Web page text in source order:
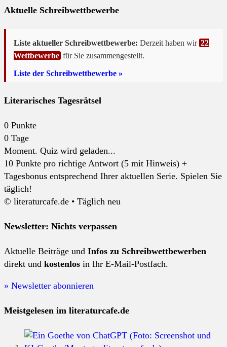
Aktuelle Schreibwettbewerbe
Liste aktueller Schreibwettbewerbe: Derzeit haben wir 22
Wettbewerbe für Sie zusammengestellt.
Liste der Schreibwettbewerbe »
Literarisches Tagesrätsel
0 Punkte
0 Tage
Moment. Quiz wird geladen...
10 Punkte pro richtige Antwort (5 mit Hinweis) +
Tagesbonus entsprechend Ihrer aktuellen Serie. Spielen Sie
täglich!
© literaturcafe.de • Täglich neu
Newsletter: Nichts verpassen
Aktuelle Beiträge und Infos zu Schreibwettbewerben
direkt und kostenlos in Ihr E-Mail-Postfach.
» Newsletter abonnieren
Meistgelesen im literaturcafe.de